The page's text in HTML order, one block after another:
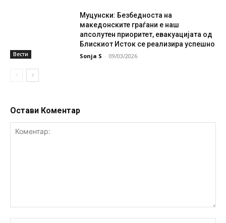
Вести
Муцунски: Безбедноста на
македонските граѓани е наш
апсолутен приоритет, евакуацијата од
Блискиот Исток се реализира успешно
Sonja S - 09/03/2026
Остави Коментар